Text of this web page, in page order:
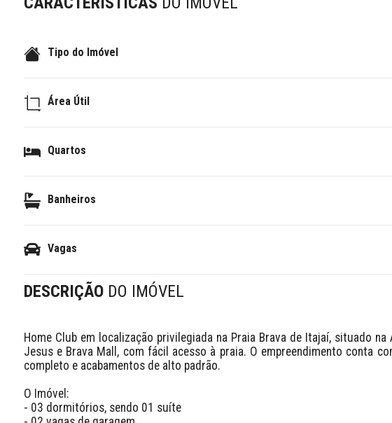
Tipo do Imóvel
Área Útil
Quartos
Banheiros
Vagas
DESCRIÇÃO DO IMÓVEL
Home Club em localização privilegiada na Praia Brava de Itajaí, situado
Jesus e Brava Mall, com fácil acesso à praia. O empreendimento conta
completo e acabamentos de alto padrão.
O Imóvel:
- 03 dormitórios, sendo 01 suíte